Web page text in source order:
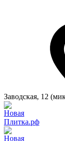
Заводская, 12